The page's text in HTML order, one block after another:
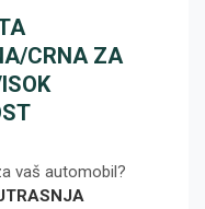
CRNA ZA
vaš automobil?